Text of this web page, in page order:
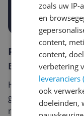
Reviews
Er zijn nog geen
Heb jij dit product
geven? Start dan
review. Afhankelijk
zoals uw IP-
en
content,
content,
verbetering
leveranciers
ook
doeleinden,